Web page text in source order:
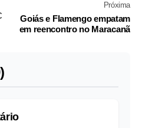
Próxima
Goiás e Flamengo empatam
em reencontro no Maracanã